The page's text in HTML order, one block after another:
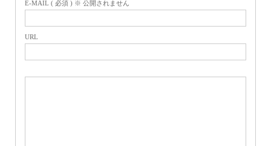
E-MAIL ( 必須 ) ※ 公開されません
URL